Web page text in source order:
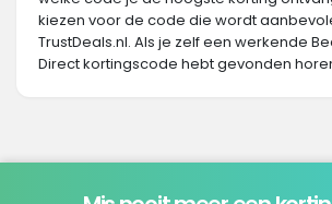
kiezen voor de code die wordt
TrustDeals.nl. Als je zelf een werkende
Direct kortingscode hebt gevonden